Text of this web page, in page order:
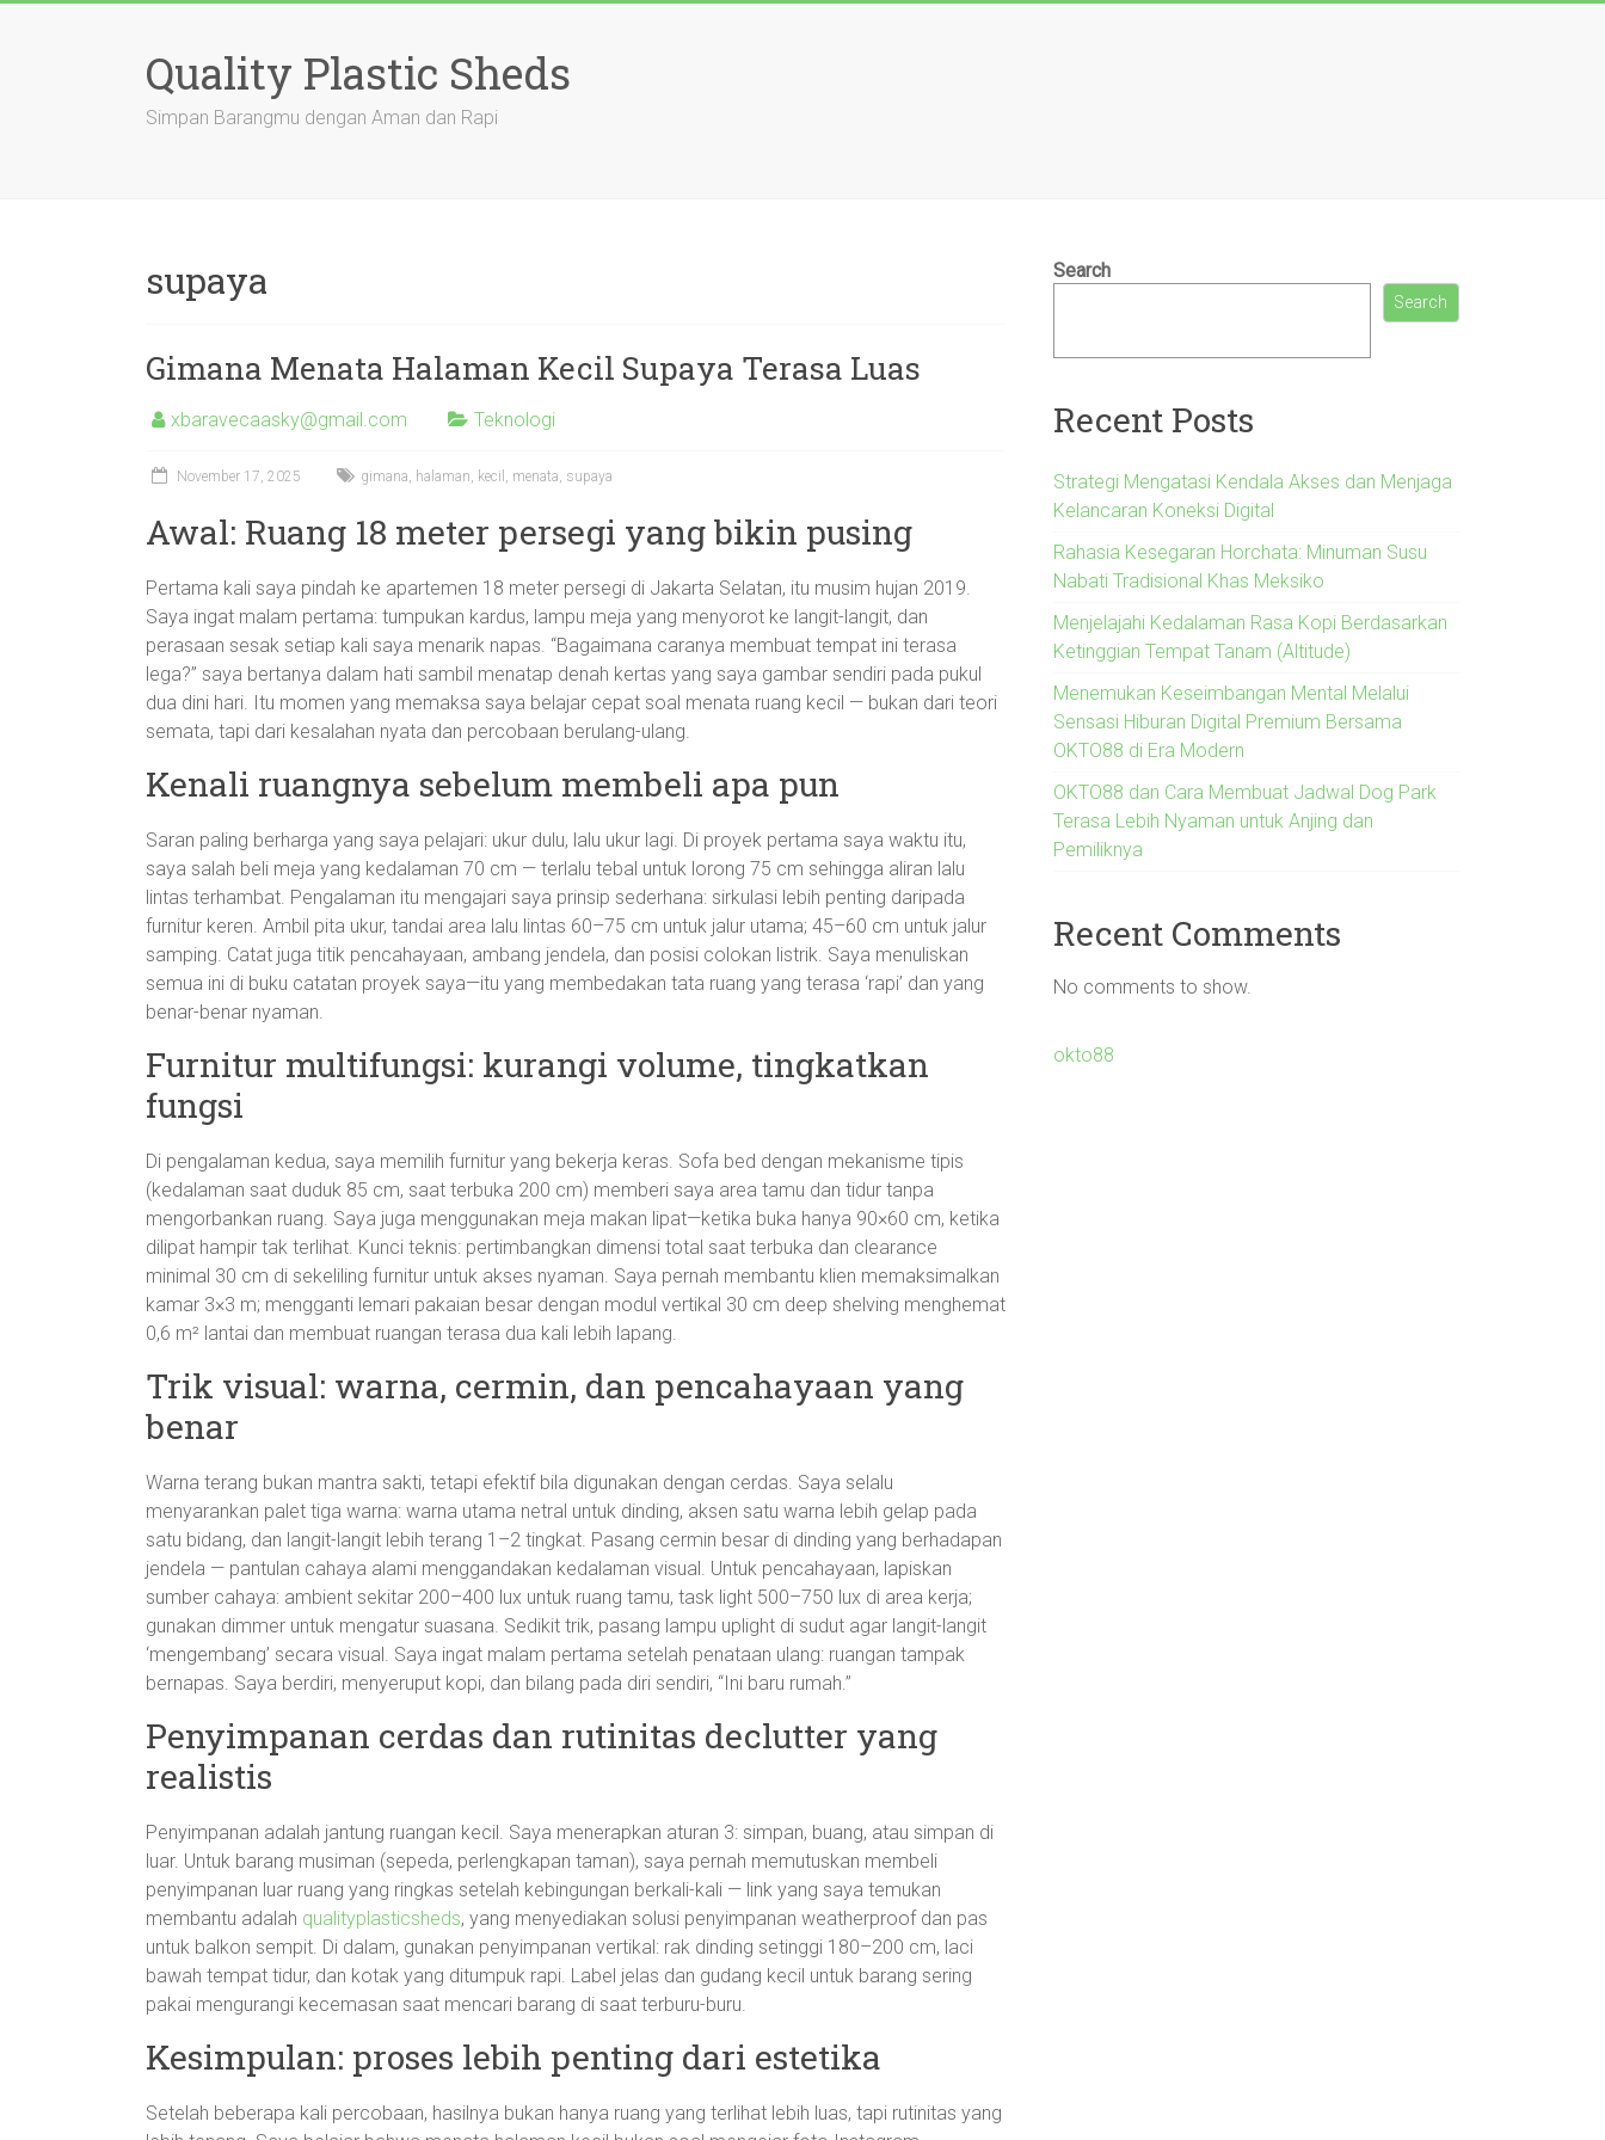
Quality Plastic Sheds
Simpan Barangmu dengan Aman dan Rapi
supaya
Gimana Menata Halaman Kecil Supaya Terasa Luas
xbaravecaasky@gmail.com Teknologi
November 17, 2025 gimana, halaman, kecil , menata, supaya
Awal: Ruang 18 meter persegi yang bikin pusing
Pertama kali saya pindah ke apartemen 18 meter persegi di Jakarta Selatan, itu musim hujan 2019.
Saya ingat malam pertama: tumpukan kardus, lampu meja yang menyorot ke langit-langit, dan
perasaan sesak setiap kali saya menarik napas. “Bagaimana caranya membuat tempat ini terasa
lega?” saya bertanya dalam hati sambil menatap denah kertas yang saya gambar sendiri pada pukul
dua dini hari. Itu momen yang memaksa saya belajar cepat soal menata ruang kecil — bukan dari teori
semata, tapi dari kesalahan nyata dan percobaan berulang-ulang.
Kenali ruangnya sebelum membeli apa pun
Saran paling berharga yang saya pelajari: ukur dulu, lalu ukur lagi. Di proyek pertama saya waktu itu,
saya salah beli meja yang kedalaman 70 cm — terlalu tebal untuk lorong 75 cm sehingga aliran lalu
lintas terhambat. Pengalaman itu mengajari saya prinsip sederhana: sirkulasi lebih penting daripada
furnitur keren. Ambil pita ukur, tandai area lalu lintas 60–75 cm untuk jalur utama; 45–60 cm untuk jalur
samping. Catat juga titik pencahayaan, ambang jendela, dan posisi colokan listrik. Saya menuliskan
semua ini di buku catatan proyek saya—itu yang membedakan tata ruang yang terasa ‘rapi’ dan yang
benar-benar nyaman.
Furnitur multifungsi: kurangi volume, tingkatkan
fungsi
Di pengalaman kedua, saya memilih furnitur yang bekerja keras. Sofa bed dengan mekanisme tipis
(kedalaman saat duduk 85 cm, saat terbuka 200 cm) memberi saya area tamu dan tidur tanpa
mengorbankan ruang. Saya juga menggunakan meja makan lipat—ketika buka hanya 90×60 cm, ketika
dilipat hampir tak terlihat. Kunci teknis: pertimbangkan dimensi total saat terbuka dan clearance
minimal 30 cm di sekeliling furnitur untuk akses nyaman. Saya pernah membantu klien memaksimalkan
kamar 3×3 m; mengganti lemari pakaian besar dengan modul vertikal 30 cm deep shelving menghemat
0,6 m² lantai dan membuat ruangan terasa dua kali lebih lapang.
Trik visual: warna, cermin, dan pencahayaan yang
benar
Warna terang bukan mantra sakti, tetapi efektif bila digunakan dengan cerdas. Saya selalu
menyarankan palet tiga warna: warna utama netral untuk dinding, aksen satu warna lebih gelap pada
satu bidang, dan langit-langit lebih terang 1–2 tingkat. Pasang cermin besar di dinding yang berhadapan
jendela — pantulan cahaya alami menggandakan kedalaman visual. Untuk pencahayaan, lapiskan
sumber cahaya: ambient sekitar 200–400 lux untuk ruang tamu, task light 500–750 lux di area kerja;
gunakan dimmer untuk mengatur suasana. Sedikit trik, pasang lampu uplight di sudut agar langit-langit
‘mengembang’ secara visual. Saya ingat malam pertama setelah penataan ulang: ruangan tampak
bernapas. Saya berdiri, menyeruput kopi, dan bilang pada diri sendiri, “Ini baru rumah.”
Penyimpanan cerdas dan rutinitas declutter yang
realistis
Penyimpanan adalah jantung ruangan kecil. Saya menerapkan aturan 3: simpan, buang, atau simpan di
luar. Untuk barang musiman (sepeda, perlengkapan taman), saya pernah memutuskan membeli
penyimpanan luar ruang yang ringkas setelah kebingungan berkali-kali — link yang saya temukan
membantu adalah qualityplasticsheds, yang menyediakan solusi penyimpanan weatherproof dan pas
untuk balkon sempit. Di dalam, gunakan penyimpanan vertikal: rak dinding setinggi 180–200 cm, laci
bawah tempat tidur, dan kotak yang ditumpuk rapi. Label jelas dan gudang kecil untuk barang sering
pakai mengurangi kecemasan saat mencari barang di saat terburu-buru.
Kesimpulan: proses lebih penting dari estetika
Setelah beberapa kali percobaan, hasilnya bukan hanya ruang yang terlihat lebih luas, tapi rutinitas yang
Search
Search
Recent Posts
Strategi Mengatasi Kendala Akses dan Menjaga
Kelancaran Koneksi Digital
Rahasia Kesegaran Horchata: Minuman Susu
Nabati Tradisional Khas Meksiko
Menjelajahi Kedalaman Rasa Kopi Berdasarkan
Ketinggian Tempat Tanam (Altitude)
Menemukan Keseimbangan Mental Melalui
Sensasi Hiburan Digital Premium Bersama
OKTO88 di Era Modern
OKTO88 dan Cara Membuat Jadwal Dog Park
Terasa Lebih Nyaman untuk Anjing dan
Pemiliknya
Recent Comments
No comments to show.
okto88